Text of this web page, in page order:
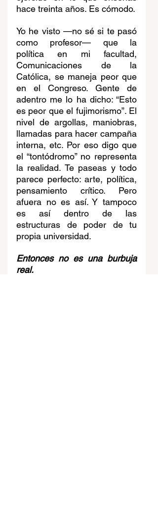
hace treinta años. Es cómodo.
Yo he visto —no sé si te pasó
como profesor— que la
política en mi facultad,
Comunicaciones de la
Católica, se maneja peor que
en el Congreso. Gente de
adentro me lo ha dicho: “Esto
es peor que el fujimorismo”. El
nivel de argollas, maniobras,
llamadas para hacer campaña
interna, etc. Por eso digo que
el “tontódromo” no representa
la realidad. Te paseas y todo
parece perfecto: arte, política,
pensamiento crítico. Pero
afuera no es así. Y tampoco
es así dentro de las
estructuras de poder de tu
propia universidad.
Entonces no es una burbuja
real.